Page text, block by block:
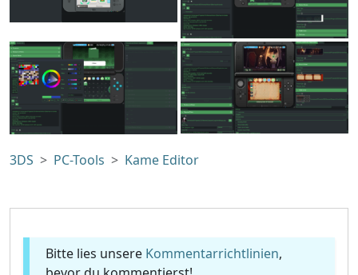
3DS PC-Tools Kame Editor
Bitte lies unsere Kommentarrichtlinien,